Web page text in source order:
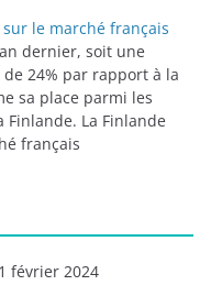
le marché français
dernier, soit une
24% par rapport à la
sa place parmi les
La Finlande
français
février 2024